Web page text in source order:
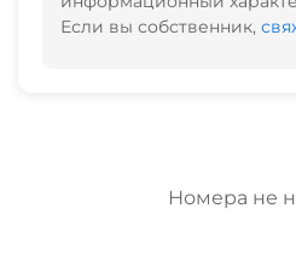
Если вы собственник,
Номера не